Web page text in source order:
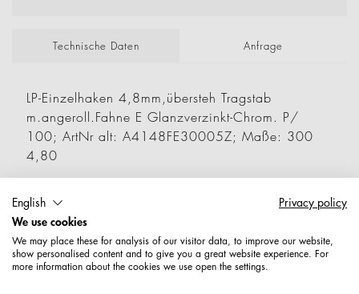
Technische Daten Anfrage
LP-Einzelhaken 4,8mm,übersteh Tragstab
m.angeroll.Fahne E Glanzverzinkt-Chrom. P/
100; ArtNr alt: A4148FE30005Z; Maße: 300
4,80
Länge: 300 mm
Durchmesser / Stärke: 4,8 mm
Nettogewicht: 0,123 kg
English
Privacy policy
We use cookies
We may place these for analysis of our visitor data, to improve our website,
show personalised content and to give you a great website experience. For
more information about the cookies we use open the settings.